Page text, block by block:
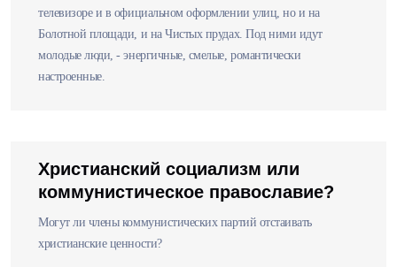
телевизоре и в официальном оформлении улиц, но и на
Болотной площади, и на Чистых прудах. Под ними идут
молодые люди, - энергичные, смелые, романтически
настроенные.
Христианский социализм или
коммунистическое православие?
Могут ли члены коммунистических партий отстаивать
христианские ценности?